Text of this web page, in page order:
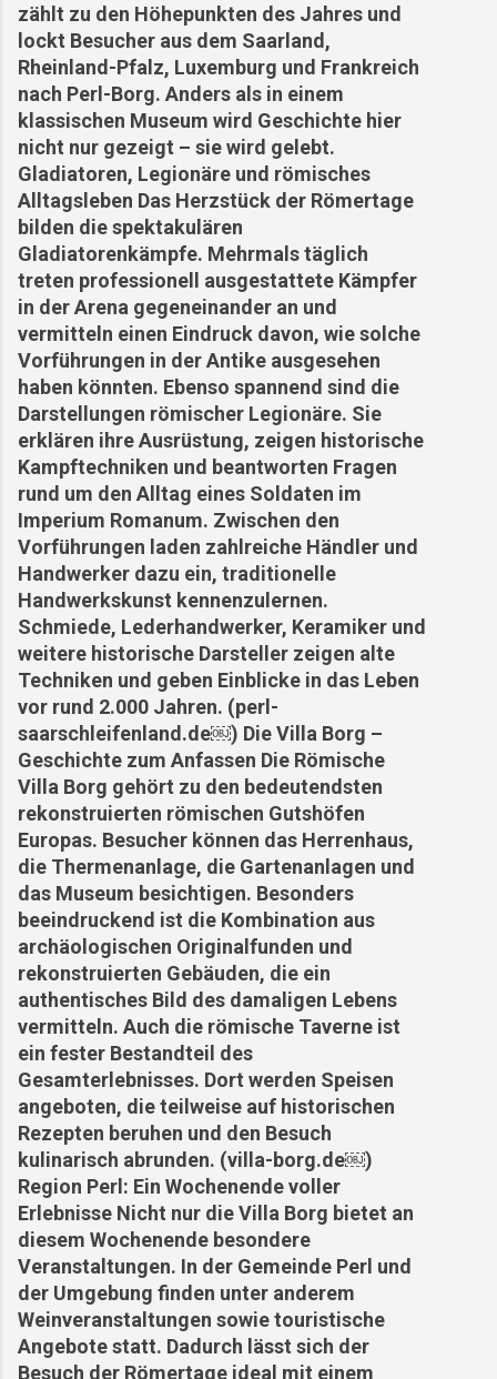
zählt zu den Höhepunkten des Jahres und
lockt Besucher aus dem Saarland,
Rheinland-Pfalz, Luxemburg und Frankreich
nach Perl-Borg. Anders als in einem
klassischen Museum wird Geschichte hier
nicht nur gezeigt – sie wird gelebt.
Gladiatoren, Legionäre und römisches
Alltagsleben Das Herzstück der Römertage
bilden die spektakulären
Gladiatorenkämpfe. Mehrmals täglich
treten professionell ausgestattete Kämpfer
in der Arena gegeneinander an und
vermitteln einen Eindruck davon, wie solche
Vorführungen in der Antike ausgesehen
haben könnten. Ebenso spannend sind die
Darstellungen römischer Legionäre. Sie
erklären ihre Ausrüstung, zeigen historische
Kampftechniken und beantworten Fragen
rund um den Alltag eines Soldaten im
Imperium Romanum. Zwischen den
Vorführungen laden zahlreiche Händler und
Handwerker dazu ein, traditionelle
Handwerkskunst kennenzulernen.
Schmiede, Lederhandwerker, Keramiker und
weitere historische Darsteller zeigen alte
Techniken und geben Einblicke in das Leben
vor rund 2.000 Jahren. (perl-
saarschleifenland.de⁠￼) Die Villa Borg –
Geschichte zum Anfassen Die Römische
Villa Borg gehört zu den bedeutendsten
rekonstruierten römischen Gutshöfen
Europas. Besucher können das Herrenhaus,
die Thermenanlage, die Gartenanlagen und
das Museum besichtigen. Besonders
beeindruckend ist die Kombination aus
archäologischen Originalfunden und
rekonstruierten Gebäuden, die ein
authentisches Bild des damaligen Lebens
vermitteln. Auch die römische Taverne ist
ein fester Bestandteil des
Gesamterlebnisses. Dort werden Speisen
angeboten, die teilweise auf historischen
Rezepten beruhen und den Besuch
kulinarisch abrunden. (villa-borg.de⁠￼)
Region Perl: Ein Wochenende voller
Erlebnisse Nicht nur die Villa Borg bietet an
diesem Wochenende besondere
Veranstaltungen. In der Gemeinde Perl und
der Umgebung finden unter anderem
Weinveranstaltungen sowie touristische
Angebote statt. Dadurch lässt sich der
Besuch der Römertage ideal mit einem